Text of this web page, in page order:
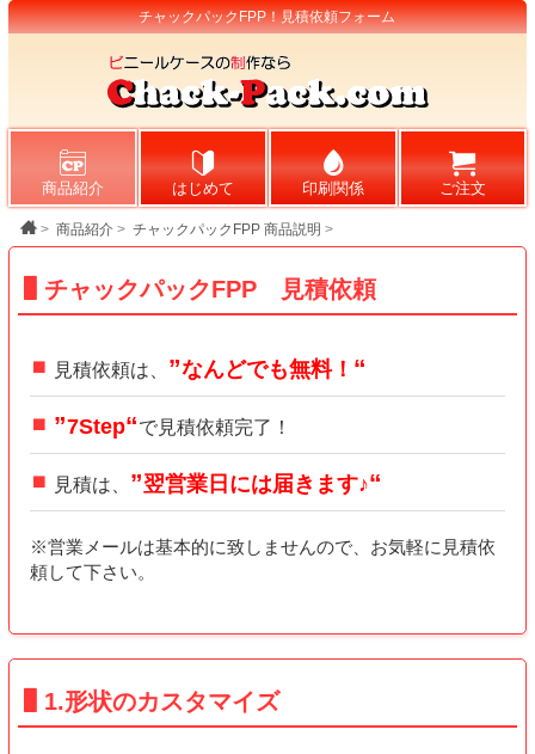
チャックパックFPP！見積依頼フォーム
商品紹介 はじめて 印刷関係 ご注文
> 商品紹介> チャックパックFPP 商品説明 >
チャックパックFPP 見積依頼
見積依頼は、 なんどでも無料！
7Step で見積依頼完了！
見積は、 翌営業日には届きます♪
※営業メールは基本的に致しませんので、お気軽に見積依
頼して下さい。
1.形状のカスタマイズ